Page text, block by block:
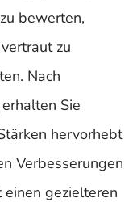
bewerten,
zu
Nach
Sie
hervorhebt
Verbesserungen
gezielteren